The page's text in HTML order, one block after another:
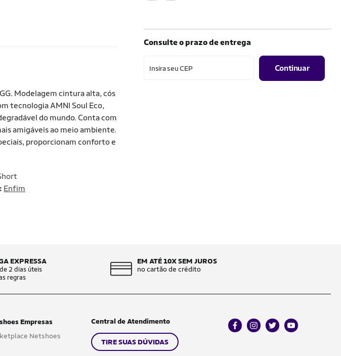
Consulte o prazo de entrega
Insira seu CEP Continuar
Modelagem cintura alta, cós
tecnologia AMNI Soul Eco,
do mundo. Conta com
amigáveis ao meio ambiente.
proporcionam conforto e
Enfim
EXPRESSA
2 dias úteis
regras
EM ATÉ 10X SEM JUROS
no cartão de crédito
Empresas
Netshoes
Central de Atendimento
TIRE SUAS DÚVIDAS
facebookinstagram
twitteryoutube